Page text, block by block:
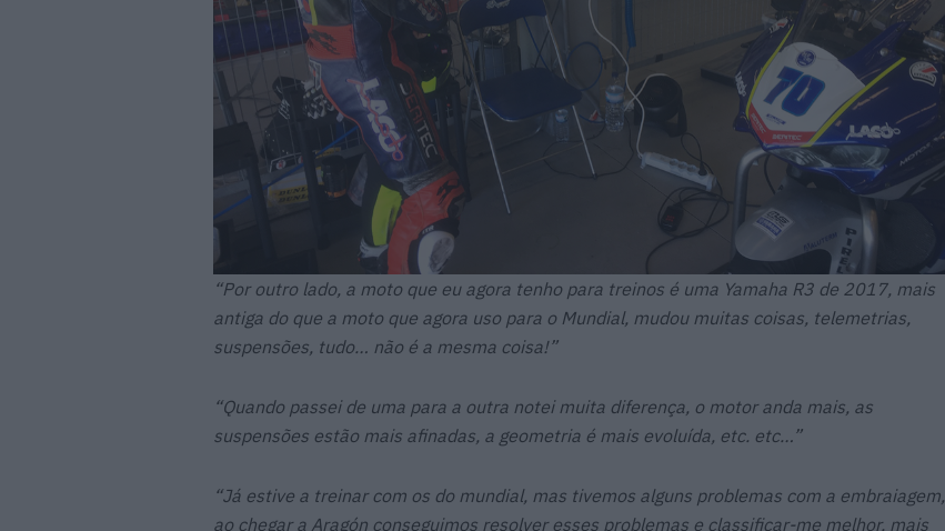
“Por outro lado, a moto que eu agora tenho para treinos é uma Yamaha R3 de 2017, mais
antiga do que a moto que agora uso para o Mundial, mudou muitas coisas, telemetrias,
suspensões, tudo… não é a mesma coisa!”
“Quando passei de uma para a outra notei muita diferença, o motor anda mais, as
suspensões estão mais afinadas, a geometria é mais evoluída, etc. etc…”
“Já estive a treinar com os do mundial, mas tivemos alguns problemas com a embraiagem,
ao chegar a Aragón conseguimos resolver esses problemas e classificar-me melhor, mais